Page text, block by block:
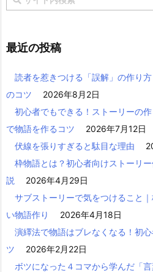
最近の投稿
読者を惹きつける「誤解」の作り
のコツ
2026年8月2日
初心者でもできる！ストーリーの
で物語を作るコツ
2026年7月12日
伏線を張りすぎると駄目な理由
枠物語とは？初心者向けストーリ
説
2026年4月29日
サブストーリーで気をつけること
い物語作り
2026年4月18日
演繹法で物語はブレなくなる！初
ツ
2026年2月22日
ボツになった４コマから学んだ「言